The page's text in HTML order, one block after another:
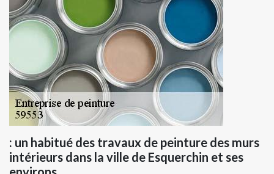
: un habitué des travaux de peinture des murs
intérieurs dans la ville de Esquerchin et ses